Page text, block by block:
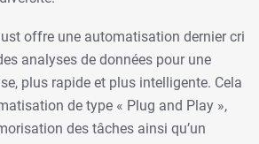
offre une automatisation dernier cri
analyses de données pour une
plus rapide et plus intelligente. Cela
de type « Plug and Play »,
des tâches ainsi qu’un